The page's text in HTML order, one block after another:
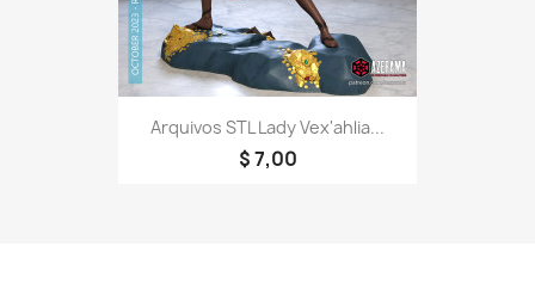
Arquivos STL Lady Vex'ahlia...
$ 7,00